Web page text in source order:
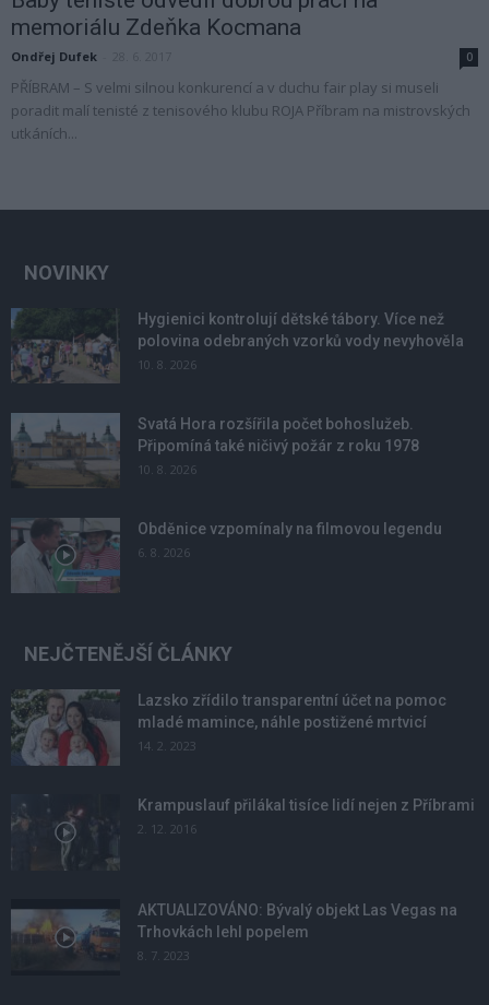
memoriálu Zdeňka Kocmana
Ondřej Dufek 0
PŘÍBRAM – S velmi silnou konkurencí a v duchu fair play si museli
poradit malí tenisté z tenisového klubu ROJA Příbram na mistrovských
utkáních...
NOVINKY
Hygienici kontrolují dětské tábory. Více než
polovina odebraných vzorků vody nevyhověla
10. 8. 2026
Svatá Hora rozšířila počet bohoslužeb.
Připomíná také ničivý požár z roku 1978
10. 8. 2026
Obděnice vzpomínaly na filmovou legendu
6. 8. 2026
NEJČTENĚJŠÍ ČLÁNKY
Lazsko zřídilo transparentní účet na pomoc
mladé mamince, náhle postižené mrtvicí
14. 2. 2023
Krampuslauf přilákal tisíce lidí nejen z Příbrami
2. 12. 2016
AKTUALIZOVÁNO: Bývalý objekt Las Vegas na
Trhovkách lehl popelem
8. 7. 2023